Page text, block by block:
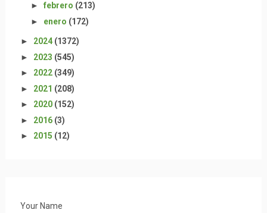
► febrero (213)
► enero (172)
► 2024 (1372)
► 2023 (545)
► 2022 (349)
► 2021 (208)
► 2020 (152)
► 2016 (3)
► 2015 (12)
Your Name